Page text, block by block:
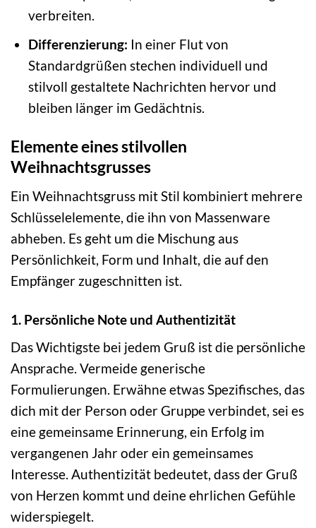
verbreiten.
Differenzierung: In einer Flut von
Standardgrüßen stechen individuell und
stilvoll gestaltete Nachrichten hervor und
bleiben länger im Gedächtnis.
Elemente eines stilvollen
Weihnachtsgrusses
Ein Weihnachtsgruss mit Stil kombiniert mehrere
Schlüsselelemente, die ihn von Massenware
abheben. Es geht um die Mischung aus
Persönlichkeit, Form und Inhalt, die auf den
Empfänger zugeschnitten ist.
1. Persönliche Note und Authentizität
Das Wichtigste bei jedem Gruß ist die persönliche
Ansprache. Vermeide generische
Formulierungen. Erwähne etwas Spezifisches, das
dich mit der Person oder Gruppe verbindet, sei es
eine gemeinsame Erinnerung, ein Erfolg im
vergangenen Jahr oder ein gemeinsames
Interesse. Authentizität bedeutet, dass der Gruß
von Herzen kommt und deine ehrlichen Gefühle
widerspiegelt.